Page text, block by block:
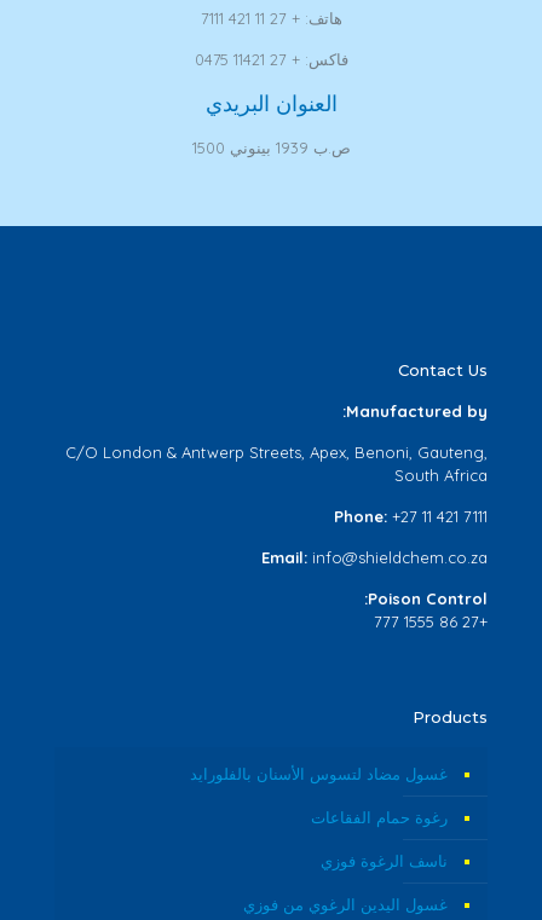
هاتف: + 27 11 421 7111
فاكس: + 27 11421 0475
العنوان البريدي
ص.ب 1939 بينوني 1500
Contact Us
Manufactured by:
C/O London & Antwerp Streets, Apex, Benoni, Gauteng,
South Africa
Phone: +27 11 421 7111
Email: info@shieldchem.co.za
Poison Control:
+27 86 1555 777
Products
غسول مضاد لتسوس الأسنان بالفلورايد
رغوة حمام الفقاعات
ناسف الرغوة فوزي
غسول اليدين الرغوي من فوزي